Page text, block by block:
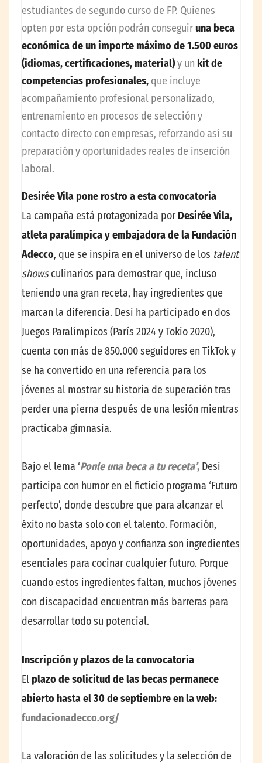
estudiantes de segundo curso de FP. Quienes
opten por esta opción podrán conseguiruna beca
económica de un importe máximo de 1.500 euros
(idiomas, certificaciones, material)y un kit de
competencias profesionales, que incluye
acompañamiento profesional personalizado,
entrenamiento en procesos de selección y
contacto directo con empresas, reforzando así su
preparación y oportunidades reales de inserción
laboral.
Desirée Vila pone rostro a esta convocatoria
La campaña está protagonizada por Desirée Vila,
atleta paralímpica y embajadora de la Fundación
Adecco, que se inspira en el universo de los talent
showsculinarios para demostrar que, incluso
teniendo una gran receta, hay ingredientes que
marcan la diferencia. Desi ha participado en dos
Juegos Paralímpicos (París 2024 y Tokio 2020),
cuenta con más de 850.000 seguidores en TikTok y
se ha convertido en una referencia para los
jóvenes al mostrar su historia de superación tras
perder una pierna después de una lesión mientras
practicaba gimnasia.
Bajo el lema ‘Ponle una beca a tu receta’, Desi
participa con humor en el ficticio programa ‘Futuro
perfecto’, donde descubre que para alcanzar el
éxito no basta solo con el talento. Formación,
oportunidades, apoyo y confianza son ingredientes
esenciales para cocinar cualquier futuro. Porque
cuando estos ingredientes faltan, muchos jóvenes
con discapacidad encuentran más barreras para
desarrollar todo su potencial.
Inscripción y plazos de la convocatoria
El plazo de solicitud de las becas permanece
abierto hasta el 30 de septiembre en laweb:
fundacionadecco.org/
La valoración de las solicitudes y la selección de